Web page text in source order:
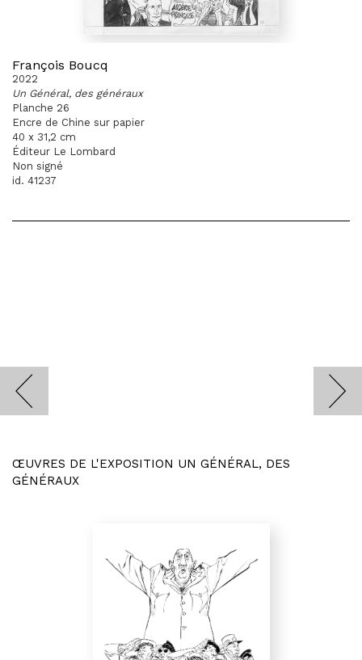
François Boucq
2022
Un Général, des généraux
Planche 26
Encre de Chine sur papier
40 x 31,2 cm
Éditeur Le Lombard
Non signé
id. 41237
ŒUVRES DE L'EXPOSITION UN GÉNÉRAL, DES
GÉNÉRAUX